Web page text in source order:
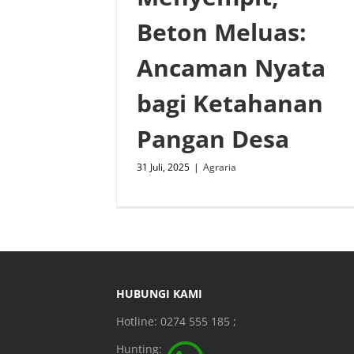
Beton Meluas:
Ancaman Nyata
bagi Ketahanan
Pangan Desa
31 Juli, 2025 | Agraria
HUBUNGI KAMI
Hotline: 0274 555 185 ;
Hunting: